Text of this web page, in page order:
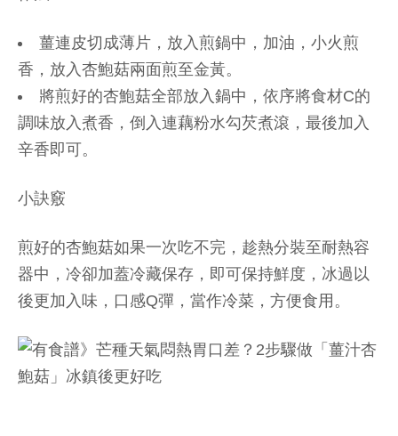
薑連皮切成薄片，放入煎鍋中，加油，小火煎
香，放入杏鮑菇兩面煎至金黃。
將煎好的杏鮑菇全部放入鍋中，依序將食材C的
調味放入煮香，倒入連藕粉水勾芡煮滾，最後加入
辛香即可。
小訣竅
煎好的杏鮑菇如果一次吃不完，趁熱分裝至耐熱容
器中，冷卻加蓋冷藏保存，即可保持鮮度，冰過以
後更加入味，口感Q彈，當作冷菜，方便食用。